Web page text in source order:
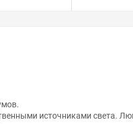
источниками света.